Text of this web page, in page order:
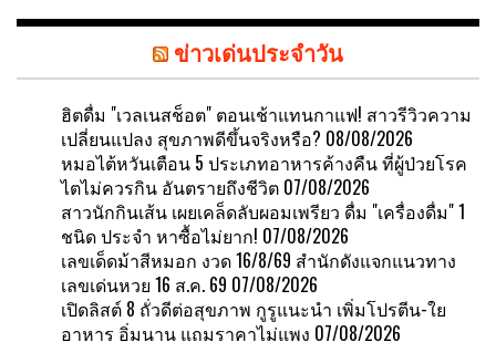
ข่าวเด่นประจำวัน
ฮิตดื่ม "เวลเนสช็อต" ตอนเช้าแทนกาแฟ! สาวรีวิวความ
เปลี่ยนแปลง สุขภาพดีขึ้นจริงหรือ? 08/08/2026
หมอไต้หวันเตือน 5 ประเภทอาหารค้างคืน ที่ผู้ป่วยโรค
ไตไม่ควรกิน อันตรายถึงชีวิต 07/08/2026
สาวนักกินเส้น เผยเคล็ดลับผอมเพรียว ดื่ม "เครื่องดื่ม" 1
ชนิด ประจำ หาซื้อไม่ยาก! 07/08/2026
เลขเด็ดม้าสีหมอก งวด 16/8/69 สำนักดังแจกแนวทาง
เลขเด่นหวย 16 ส.ค. 69 07/08/2026
เปิดลิสต์ 8 ถั่วดีต่อสุขภาพ กูรูแนะนำ เพิ่มโปรตีน-ใย
อาหาร อิ่มนาน แถมราคาไม่แพง 07/08/2026